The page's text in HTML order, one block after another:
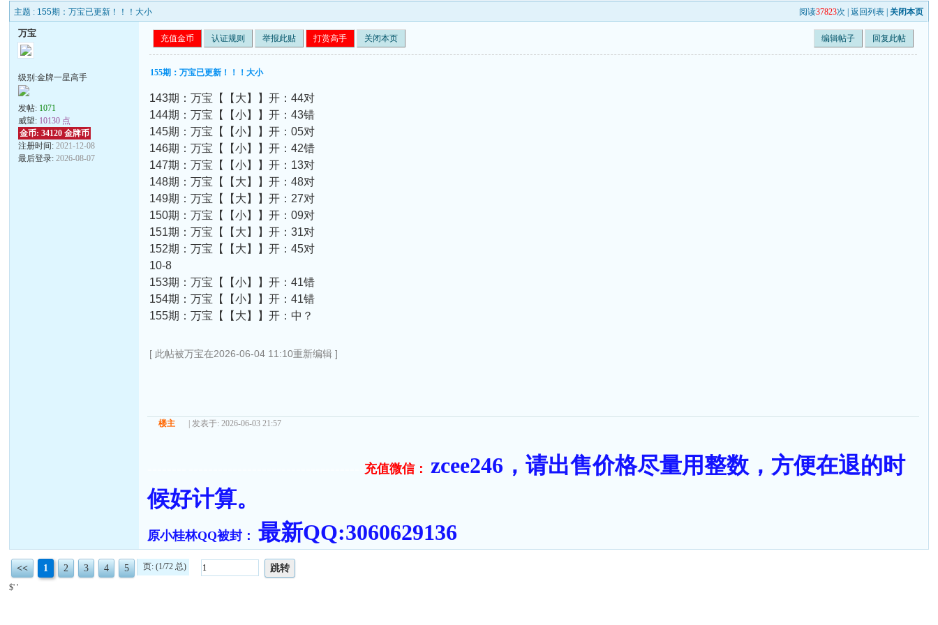
主题 : 155期：万宝已更新！！！大小 阅读37823次 |返回列表 关闭本页
万宝
级别:金牌一星高手
发帖: 1071
威望: 10130 点
金币: 34120 金牌币
注册时间:2021-12-08
最后登录:2026-08-07
充值金币 认证规则 举报此贴 打赏高手 关闭本页 编辑帖子 回复此帖
155期：万宝已更新！！！大小
143期：万宝【【大】】开：44对
144期：万宝【【小】】开：43错
145期：万宝【【小】】开：05对
146期：万宝【【小】】开：42错
147期：万宝【【小】】开：13对
148期：万宝【【大】】开：48对
149期：万宝【【大】】开：27对
150期：万宝【【小】】开：09对
151期：万宝【【大】】开：31对
152期：万宝【【大】】开：45对
10-8
153期：万宝【【小】】开：41错
154期：万宝【【小】】开：41错
155期：万宝【【大】】开：中？
[ 此帖被万宝在2026-06-04 11:10重新编辑 ]
楼主 | 发表于: 2026-06-03 21:57
充值微信：
zcee246，请出售价格尽量用整数，方便在退的时
候好计算。
原小桂林QQ被封： 最新QQ:3060629136
<< 1 2 3 4 5 页: (1/72 总) 跳转
$' '